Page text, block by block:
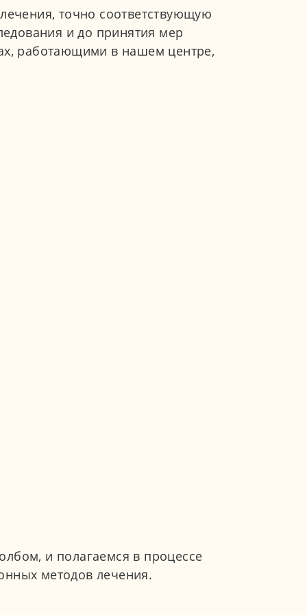
точно соответствующую
и до принятия мер
работающими в нашем центре,
и полагаемся в процессе
методов лечения.